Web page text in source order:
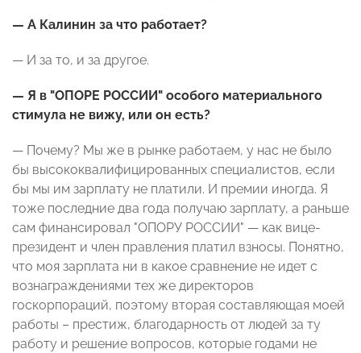
— А Калинин за что работает?
— И за то, и за другое.
— Я в "ОПОРЕ РОССИИ" особого материального
стимула не вижу, или он есть?
— Почему? Мы же в рынке работаем, у нас не было
бы высококвалифицированных специалистов, если
бы мы им зарплату не платили. И премии иногда. Я
тоже последние два года получаю зарплату, а раньше
сам финансировал "ОПОРУ РОССИИ" — как вице-
президент и член правления платил взносы. Понятно,
что моя зарплата ни в какое сравнение не идет с
вознаграждениями тех же директоров
госкорпораций, поэтому вторая составляющая моей
работы – престиж, благодарность от людей за ту
работу и решение вопросов, которые годами не